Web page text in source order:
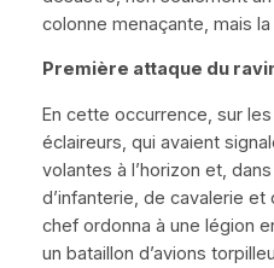
colonne menaçante, mais
Première attaque du
En cette occurrence, sur
éclaireurs, qui avaient
volantes à l’horizon et,
d’infanterie, de cavalerie et
chef ordonna à une légion
un bataillon d’avions